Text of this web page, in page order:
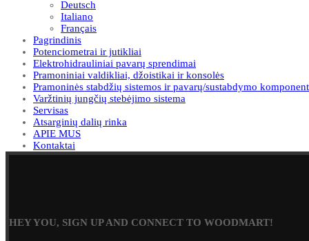
Deutsch
Italiano
Français
Pagrindinis
Potenciometrai ir jutikliai
Elektrohidrauliniai pavarų sprendimai
Pramoniniai valdikliai, džoistikai ir konsolės
Pramoninės stabdžių sistemos ir pavarų/sustabdymo
Varžtinių jungčių stebėjimo sistema
Servisas
Atsarginių dalių rinka
APIE MUS
Kontaktai
HEY YOU, SIGN UP AND CONNECT TO WOODMART!